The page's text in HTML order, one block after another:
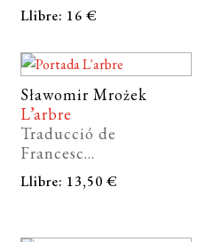
Llibre: 16 €
Sławomir Mrożek
L’arbre
Traducció de
Francesc...
Llibre: 13,50 €